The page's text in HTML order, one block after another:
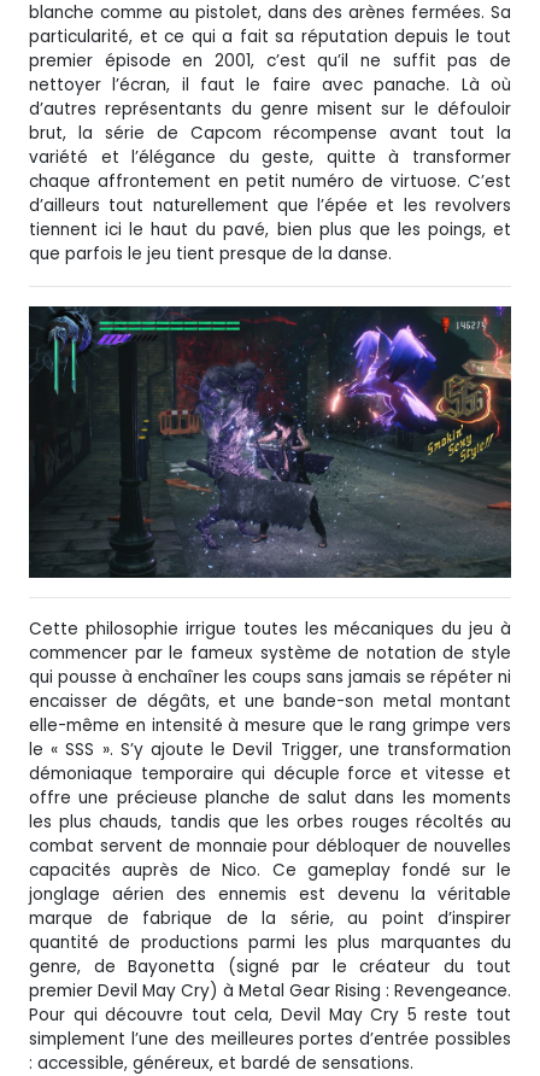
blanche comme au pistolet, dans des arènes fermées. Sa
particularité, et ce qui a fait sa réputation depuis le tout
premier épisode en 2001, c’est qu’il ne suffit pas de
nettoyer l’écran, il faut le faire avec panache. Là où
d’autres représentants du genre misent sur le défouloir
brut, la série de Capcom récompense avant tout la
variété et l’élégance du geste, quitte à transformer
chaque affrontement en petit numéro de virtuose. C’est
d’ailleurs tout naturellement que l’épée et les revolvers
tiennent ici le haut du pavé, bien plus que les poings, et
que parfois le jeu tient presque de la danse.
Cette philosophie irrigue toutes les mécaniques du jeu à
commencer par le fameux système de notation de style
qui pousse à enchaîner les coups sans jamais se répéter ni
encaisser de dégâts, et une bande-son metal montant
elle-même en intensité à mesure que le rang grimpe vers
le « SSS ». S’y ajoute le Devil Trigger, une transformation
démoniaque temporaire qui décuple force et vitesse et
offre une précieuse planche de salut dans les moments
les plus chauds, tandis que les orbes rouges récoltés au
combat servent de monnaie pour débloquer de nouvelles
capacités auprès de Nico. Ce gameplay fondé sur le
jonglage aérien des ennemis est devenu la véritable
marque de fabrique de la série, au point d’inspirer
quantité de productions parmi les plus marquantes du
genre, de Bayonetta (signé par le créateur du tout
premier Devil May Cry) à Metal Gear Rising : Revengeance.
Pour qui découvre tout cela, Devil May Cry 5 reste tout
simplement l’une des meilleures portes d’entrée possibles
: accessible, généreux, et bardé de sensations.